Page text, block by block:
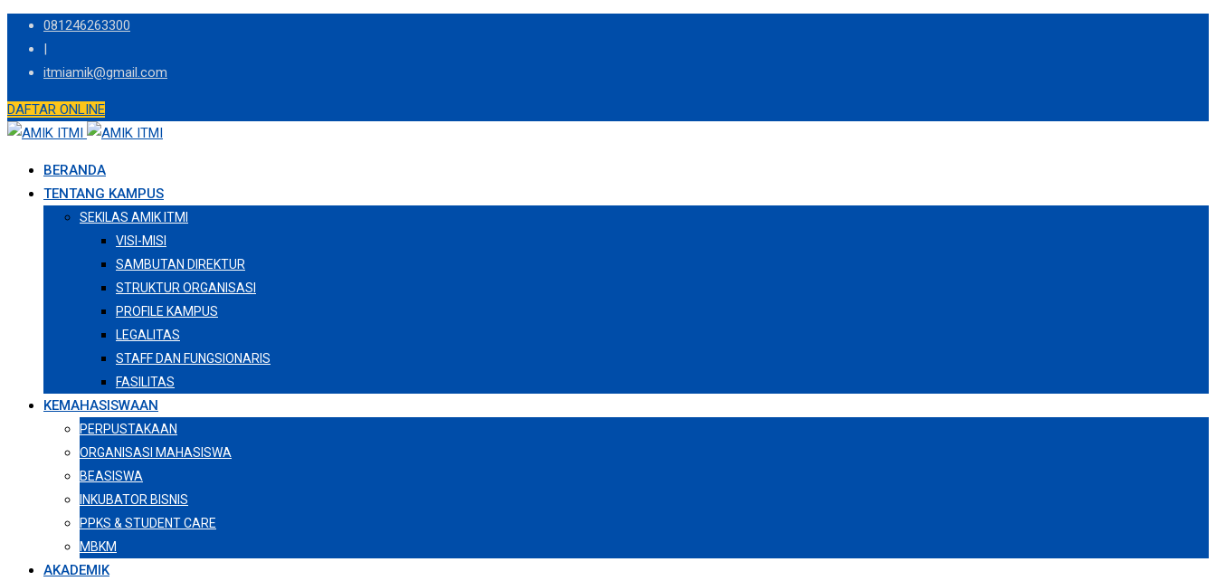
Skip
content
081246263300
|
itmiamik@gmail.com
DAFTAR ONLINE
BERANDA
TENTANG KAMPUS
SEKILAS AMIK ITMI
VISI-MISI
SAMBUTAN DIREKTUR
STRUKTUR ORGANISASI
PROFILE KAMPUS
LEGALITAS
STAFF DAN FUNGSIONARIS
FASILITAS
KEMAHASISWAAN
PERPUSTAKAAN
ORGANISASI MAHASISWA
BEASISWA
INKUBATOR BISNIS
PPKS & STUDENT CARE
MBKM
AKADEMIK